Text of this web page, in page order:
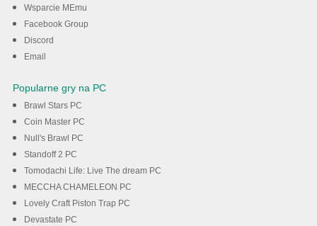
Wsparcie MEmu
Facebook Group
Discord
Email
Popularne gry na PC
Brawl Stars PC
Coin Master PC
Null's Brawl PC
Standoff 2 PC
Tomodachi Life: Live The dream PC
MECCHA CHAMELEON PC
Lovely Craft Piston Trap PC
Devastate PC